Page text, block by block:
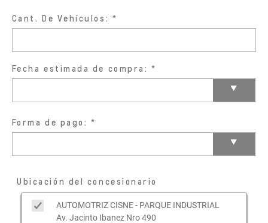
Cant. De Vehículos:
Fecha estimada de compra:
Forma de pago:
Ubicación del concesionario
AUTOMOTRIZ CISNE - PARQUE INDUSTRIAL
Av. Jacinto Ibanez Nro 490